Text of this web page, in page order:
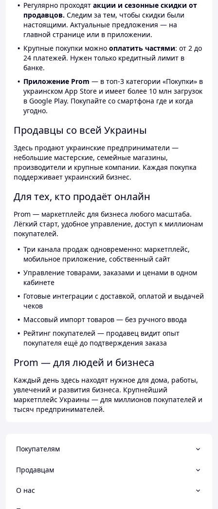
Регулярно проходят акции и сезонные скидки от
продавцов. Следим за тем, чтобы скидки были
настоящими. Актуальные предложения — на
главной странице или в приложении.
Крупные покупки можно оплатить частями: от 2 до
24 платежей. Нужен только кредитный лимит в
банке.
Приложение Prom — в топ-3 категории «Покупки» в
украинском App Store и имеет более 10 млн загрузок
в Google Play. Покупайте со смартфона где и когда
угодно.
Продавцы со всей Украины
Здесь продают украинские предприниматели —
небольшие мастерские, семейные магазины,
производители и крупные компании. Каждая покупка
поддерживает украинский бизнес.
Для тех, кто продаёт онлайн
Prom — маркетплейс для бизнеса любого масштаба.
Лёгкий старт, удобное управление, доступ к миллионам
покупателей.
Три канала продаж одновременно: маркетплейс,
мобильное приложение, собственный сайт
Управление товарами, заказами и ценами в одном
кабинете
Готовые интеграции с доставкой, оплатой и выдачей
чеков
Массовый импорт товаров — без ручного ввода
Рейтинг покупателей — продавец видит опыт
покупателя ещё до подтверждения заказа
Prom — для людей и бизнеса
Каждый день здесь находят нужное для дома, работы,
увлечений и развития бизнеса. Крупнейший
маркетплейс Украины — для миллионов покупателей и
тысяч предпринимателей.
Покупателям
Продавцам
О нас